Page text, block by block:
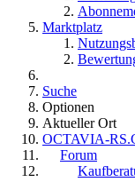
Marktplatz
Suche
Optionen
Aktueller Ort
OCTAVIA-
Forum